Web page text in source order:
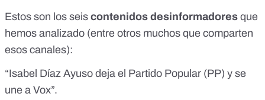
Estos son los seis contenidos desinformadores que
hemos analizado (entre otros muchos que comparten
esos canales):
“Isabel Díaz Ayuso deja el Partido Popular (PP) y se
une a Vox”.